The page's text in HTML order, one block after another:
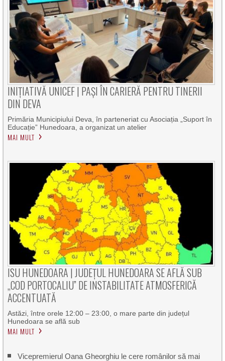
INIȚIATIVĂ UNICEF | PAȘI ÎN CARIERĂ PENTRU TINERII
DIN DEVA
Primăria Municipiului Deva, în parteneriat cu Asociația „Suport în
Educație” Hunedoara, a organizat un atelier
MAI MULT
ISU HUNEDOARA | JUDEȚUL HUNEDOARA SE AFLĂ SUB
„COD PORTOCALIU” DE INSTABILITATE ATMOSFERICĂ
ACCENTUATĂ
Astăzi, între orele 12:00 – 23:00, o mare parte din județul
Hunedoara se află sub
MAI MULT
Vicepremierul Oana Gheorghiu le cere românilor să mai